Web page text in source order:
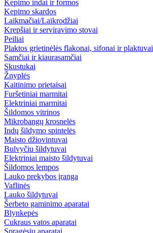
Kepimo indai ir formos
Kepimo skardos
Laikmačiai/Laikrodžiai
Krepšiai ir serviravimo stovai
Peiliai
Plaktos grietinėlės flakonai, sifonai ir plaktuvai
Samčiai ir kiaurasamčiai
Skustukai
Žnyplės
Kaitinimo prietaisai
Furšetiniai marmitai
Elektriniai marmitai
Šildomos vitrinos
Mikrobangų krosnelės
Indų šildymo spintelės
Maisto džiovintuvai
Bulvyčiu šildytuvai
Elektriniai maisto šildytuvai
Šildomos lempos
Lauko prekybos įranga
Vaflinės
Lauko šildytuvai
Šerbeto gaminimo aparatai
Blynkepės
Cukraus vatos aparatai
Spragėsių aparatai